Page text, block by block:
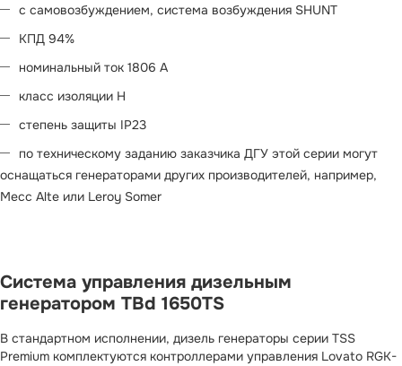
с самовозбуждением, система возбуждения SHUNT
КПД 94%
номинальный ток 1806 А
класс изоляции H
степень защиты IP23
по техническому заданию заказчика ДГУ этой серии могут
оснащаться генераторами других производителей, например,
Mecc Alte или Leroy Somer
Система управления дизельным
генератором TBd 1650TS
В стандартном исполнении, дизель генераторы серии TSS
Premium комплектуются контроллерами управления Lovato RGK-